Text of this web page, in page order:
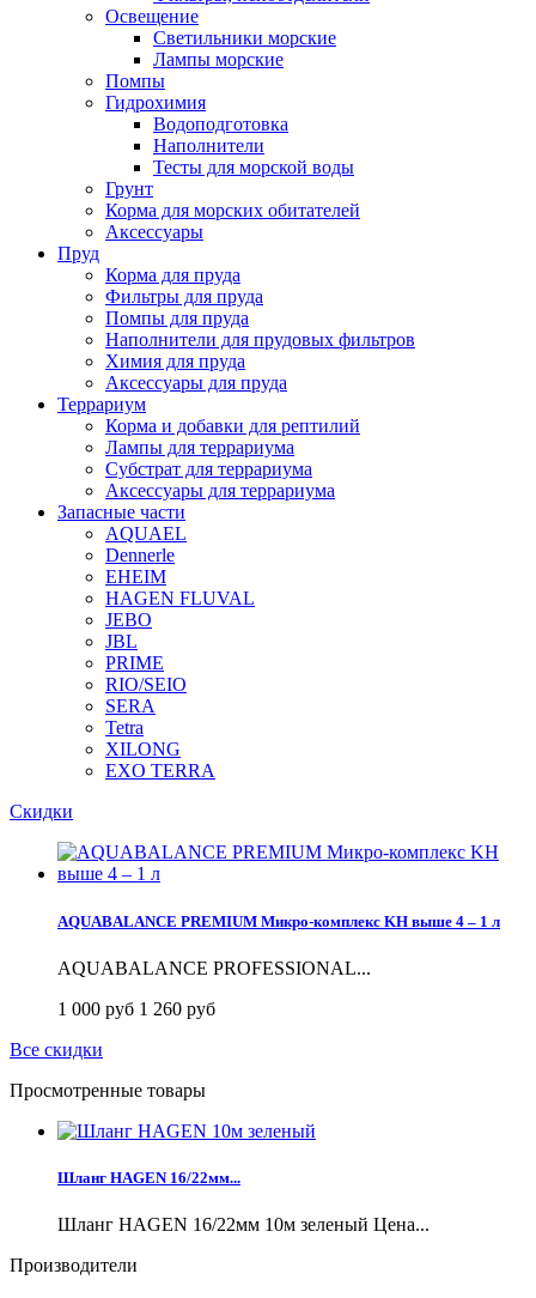
Освещение
Светильники морские
Лампы морские
Помпы
Гидрохимия
Водоподготовка
Наполнители
Тесты для морской воды
Грунт
Корма для морских обитателей
Аксессуары
Пруд
Корма для пруда
Фильтры для пруда
Помпы для пруда
Наполнители для прудовых фильтров
Химия для пруда
Аксессуары для пруда
Террариум
Корма и добавки для рептилий
Лампы для террариума
Субстрат для террариума
Аксессуары для террариума
Запасные части
AQUAEL
Dennerle
EHEIM
HAGEN FLUVAL
JEBO
JBL
PRIME
RIO/SEIO
SERA
Tetra
XILONG
EXO TERRA
Скидки
AQUABALANCE PREMIUM Микро-комплекс KH выше 4 – 1 л
AQUABALANCE PROFESSIONAL...
1 000 руб 1 260 руб
Все скидки
Просмотренные товары
Шланг HAGEN 16/22мм...
Шланг HAGEN 16/22мм 10м зеленый Цена...
Производители